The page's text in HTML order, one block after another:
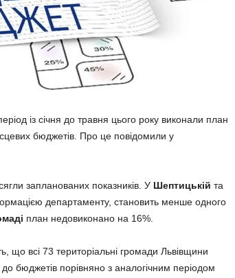
із січня до травня цього року виконали план
бюджетів. Про це повідомили у
запланованих показників. У Шептицькій та
департаменту, становить менше одного
план недовиконано на 16%.
що всі 73 територіальні громади Львівщини
бюджетів порівняно з аналогічним періодом